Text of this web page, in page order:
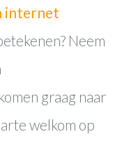
internet
Neem
graag naar
welkom op